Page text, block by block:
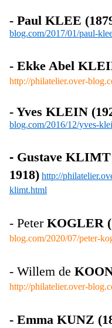
- Paul KLEE
blog.com/2017/01/paul-
- Ekke Abel
http://philatelier.over-
- Yves KLEIN
blog.com/2016/12/yves-
- Gustave KLIMT
1918) http://
klimt.html
- Peter KOGLER
blog.com/2020/07/peter-
- Willem de
http://philatelier.over-
- Emma KUNZ